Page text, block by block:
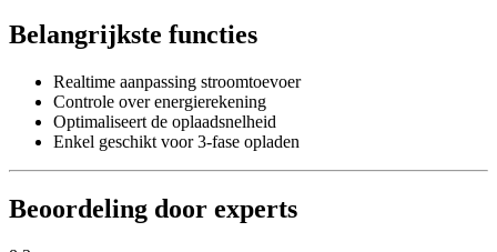
Belangrijkste functies
Realtime aanpassing stroomtoevoer
Controle over energierekening
Optimaliseert de oplaadsnelheid
Enkel geschikt voor 3-fase opladen
Beoordeling door experts